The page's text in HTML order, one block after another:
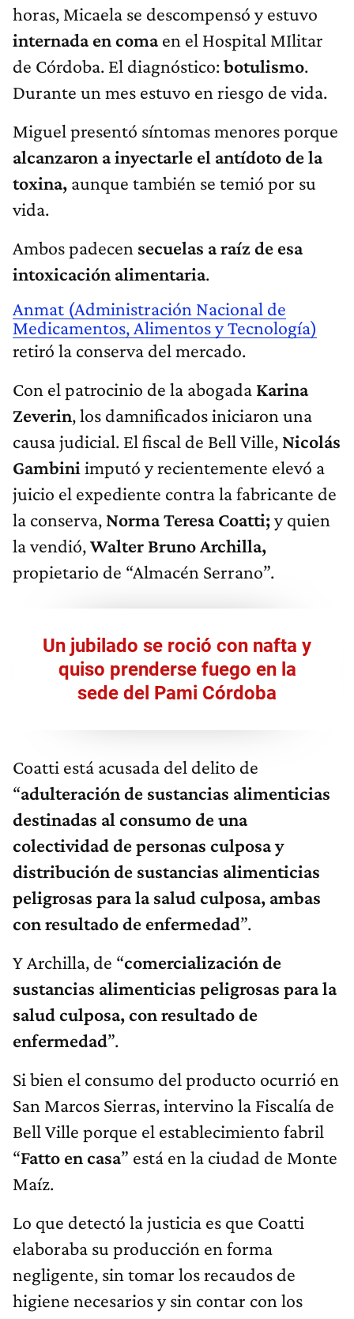
horas, Micaela se descompensó y estuvo
internada en comaen el Hospital MIlitar
de Córdoba. El diagnóstico:botulismo.
Durante un mes estuvo en riesgo de vida.
Miguel presentó síntomas menores porque
alcanzaron a inyectarle el antídoto de la
toxina, aunque también se temió por su
vida.
Ambos padecen secuelas a raíz de esa
intoxicación alimentaria.
Anmat (Administración Nacional de
Medicamentos, Alimentos y Tecnología)
retiró la conserva del mercado.
Con el patrocinio de la abogada Karina
Zeverin, los damnificados iniciaron una
causa judicial. El fiscal de Bell Ville, Nicolás
Gambini imputó y recientemente elevó a
juicio el expediente contra la fabricante de
la conserva, Norma Teresa Coatti;y quien
la vendió,Walter Bruno Archilla,
propietario de “Almacén Serrano”.
Un jubilado se roció con nafta y
quiso prenderse fuego en la
sede del Pami Córdoba
Coatti está acusada del delito de
“adulteración de sustancias alimenticias
destinadas al consumo de una
colectividad de personas culposa y
distribución de sustancias alimenticias
peligrosas para la salud culposa, ambas
con resultado de enfermedad”.
Y Archilla, de “comercialización de
sustancias alimenticias peligrosas para la
salud culposa, con resultado de
enfermedad”.
Si bien el consumo del producto ocurrió en
San Marcos Sierras, intervino la Fiscalía de
Bell Ville porque el establecimiento fabril
“Fatto en casa” está en la ciudad de Monte
Maíz.
Lo que detectó la justicia es que Coatti
elaboraba su producción en forma
negligente, sin tomar los recaudos de
higiene necesarios y sin contar con los